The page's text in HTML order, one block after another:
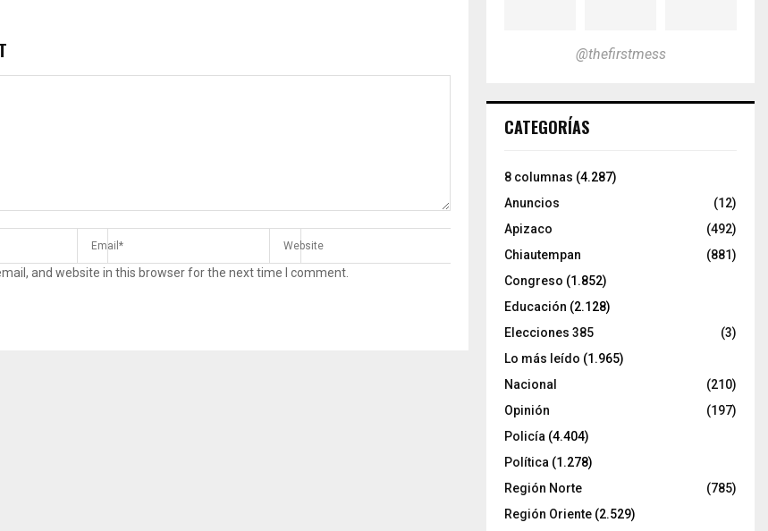
and website in this browser for the next time I comment.
@thefirstmess
CATEGORÍAS
8 columnas (4.287)
Anuncios
(12)
Apizaco
(492)
Chiautempan
(881)
Congreso (1.852)
Educación (2.128)
Elecciones 385
(3)
Lo más leído (1.965)
Nacional
(210)
Opinión
(197)
Policía (4.404)
Política (1.278)
Región Norte
(785)
Región Oriente (2.529)